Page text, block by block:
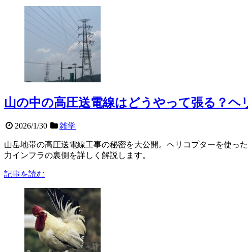
山の中の高圧送電線はどうやって張る？
2026/1/30 雑学
山岳地帯の高圧送電線工事の秘密を大公開。ヘリコプターを使っ
力インフラの裏側を詳しく解説します。
記事を読む